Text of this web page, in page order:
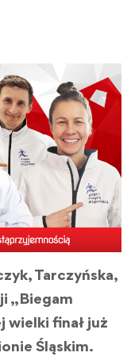
Tarczyńska,
„Biegam
wielki finał już
Śląskim.